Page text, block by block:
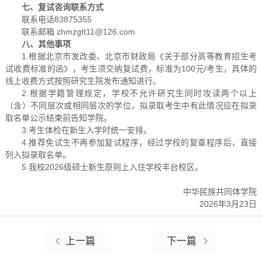
七、复试咨询联系方式
联系电话83875355
联系邮箱 zhmzgtt11@126.com
八、其他事项
1.根据北京市发改委、北京市财政局《关于部分高等教育招生考
试收费标准的函》，考生须交纳复试费，标准为100元/考生，具体的
线上收费方式按照研究生院发布通知进行。
2.根据学籍管理规定，学校不允许研究生同时攻读两个以上
（含）不同层次或相同层次的学位，拟录取考生中有此情况应在拟录
取名单公示结束前告知学院。
3.考生体检在新生入学时统一安排。
4.推荐免试生不再参加复试程序，经过学校的复查程序后，直接
列入拟录取名单。
5.我校2026级硕士新生原则上入住学校丰台校区。
中华民族共同体学院
2026年3月23日
上一篇 下一篇